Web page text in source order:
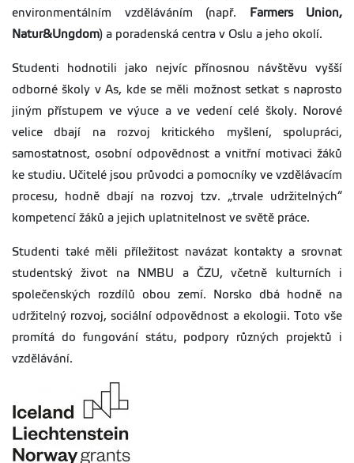
environmentálním vzděláváním (např.
Farmers Union,
Natur&Ungdom) a poradenská centra v Oslu a jeho okolí.
Studenti hodnotili jako nejvíc přínosnou návštěvu vyšší
odborné školy v As, kde se měli možnost setkat s naprosto
jiným přístupem ve výuce a ve vedení celé školy. Norové
velice dbají na rozvoj kritického myšlení, spolupráci,
samostatnost, osobní odpovědnost a vnitřní motivaci žáků
ke studiu. Učitelé jsou průvodci a pomocníky ve vzdělávacím
procesu, hodně dbají na rozvoj tzv. „trvale udržitelných“
kompetencí žáků a jejich uplatnitelnost ve světě práce.
Studenti také měli příležitost navázat kontakty a srovnat
studentský život na NMBU a ČZU, včetně kulturních i
společenských rozdílů obou zemí. Norsko dbá hodně na
udržitelný rozvoj, sociální odpovědnost a ekologii. Toto vše
promítá do fungování státu, podpory různých projektů i
vzdělávání.